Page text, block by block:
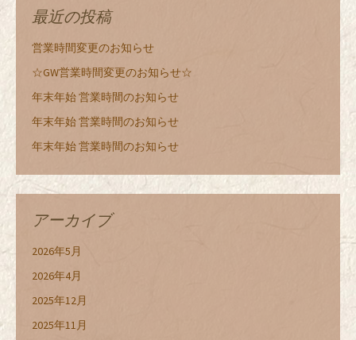
最近の投稿
営業時間変更のお知らせ
☆GW営業時間変更のお知らせ☆
年末年始 営業時間のお知らせ
年末年始 営業時間のお知らせ
年末年始 営業時間のお知らせ
アーカイブ
2026年5月
2026年4月
2025年12月
2025年11月